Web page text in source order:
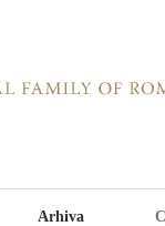
Arhiva